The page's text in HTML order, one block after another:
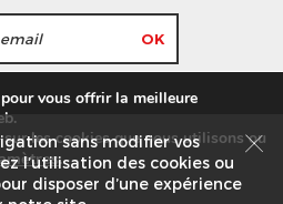
de Tang Frères.
commercial
Recrutement
Mentions légales
sans modifier vos
l’utilisation des cookies ou
disposer d’une expérience
vous offrir la meilleure
les cookies que nous utilisons ou
.